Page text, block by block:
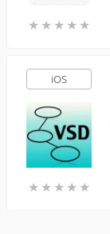
★ ★ ★ ★ ★
★ ★ ★ ★ ★
iOS
★ ★ ★ ★ ★
★ ★ ★ ★ ★